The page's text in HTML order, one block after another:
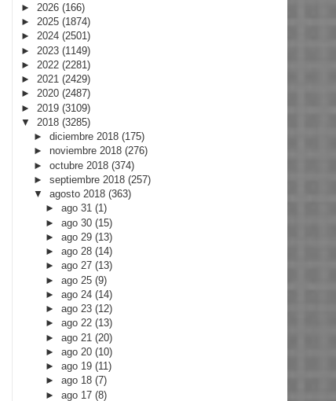
► 2026 (166)
► 2025 (1874)
► 2024 (2501)
► 2023 (1149)
► 2022 (2281)
► 2021 (2429)
► 2020 (2487)
► 2019 (3109)
▼ 2018 (3285)
► diciembre 2018 (175)
► noviembre 2018 (276)
► octubre 2018 (374)
► septiembre 2018 (257)
▼ agosto 2018 (363)
►ago 31(1)
►ago 30(15)
►ago 29(13)
►ago 28(14)
►ago 27(13)
►ago 25(9)
►ago 24(14)
►ago 23(12)
►ago 22(13)
►ago 21(20)
►ago 20(10)
►ago 19(11)
►ago 18(7)
►ago 17(8)